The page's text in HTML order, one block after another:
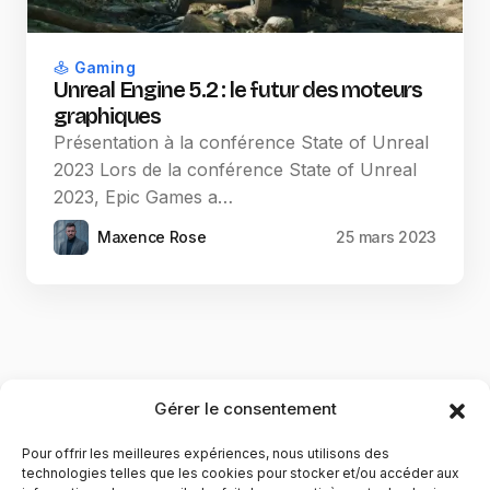
Gérer le consentement
Pour offrir les meilleures expériences, nous utilisons des
technologies telles que les cookies pour stocker et/ou accéder aux
Gaming
Unreal Engine 5.2 : le futur des moteurs
graphiques
Présentation à la conférence State of Unreal
2023 Lors de la conférence State of Unreal
2023, Epic Games a…
Maxence Rose 25 mars 2023